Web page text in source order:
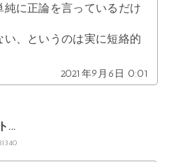
に正論を言っているだけ
、というのは実に短絡的
2021年9月6日 0:01
...